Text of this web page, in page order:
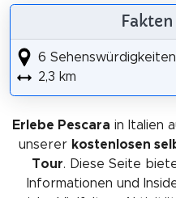
6 Sehenswürdigkeiten
2,3 km
Erlebe Pescara in Italien
unserer kostenlosen
Tour. Diese Seite
Informationen und